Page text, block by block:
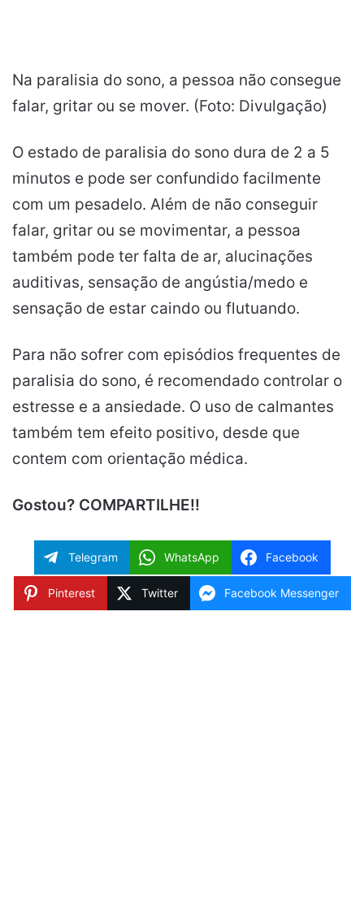
Na paralisia do sono, a pessoa não consegue
falar, gritar ou se mover. (Foto: Divulgação)
O estado de paralisia do sono dura de 2 a 5
minutos e pode ser confundido facilmente
com um pesadelo. Além de não conseguir
falar, gritar ou se movimentar, a pessoa
também pode ter falta de ar, alucinações
auditivas, sensação de angústia/medo e
sensação de estar caindo ou flutuando.
Para não sofrer com episódios frequentes de
paralisia do sono, é recomendado controlar o
estresse e a ansiedade. O uso de calmantes
também tem efeito positivo, desde que
contem com orientação médica.
Gostou? COMPARTILHE!!
Telegram WhatsApp Facebook
Pinterest Twitter Facebook Messenger